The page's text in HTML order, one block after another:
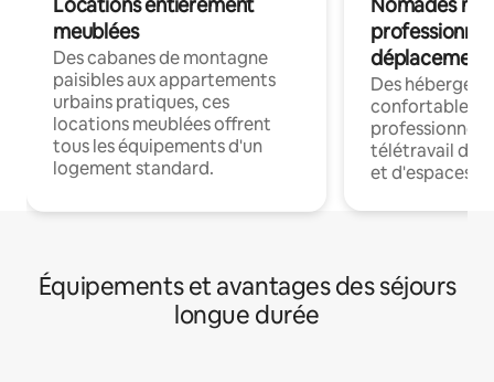
meublées
Des cabanes de montagne
paisibles aux appartements
urbains pratiques, ces
locations meublées offrent
tous les équipements d'un
logement standard.
déplacement
Des
confortables
professionnels
télétravail
et d'espaces
Équipements et avantages des séjours
longue durée